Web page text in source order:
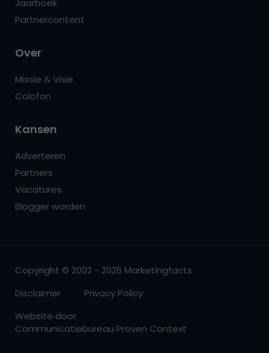
Jaarboek
Partnercontent
Over
Missie & Visie
Colofon
Kansen
Adverteren
Partners
Vacatures
Blogger worden
Copyright © 2002 - 2026 Marketingfacts
Disclaimer
Privacy Policy
Website door
Communicatiebureau Proven Context